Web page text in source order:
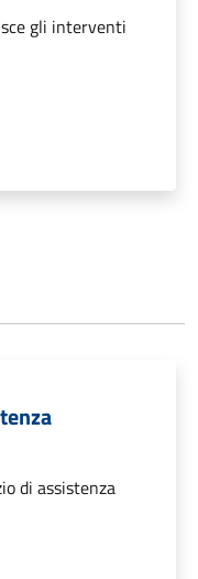
gli interventi
di assistenza